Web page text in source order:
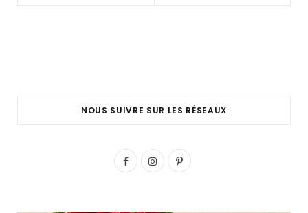
NOUS SUIVRE SUR LES RÉSEAUX
F
I
P